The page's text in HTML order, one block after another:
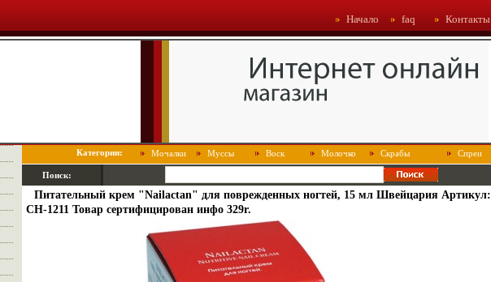
Начало faq Контакты
Категории: Мочалки Муссы Воск Молочко Скрабы Спреи
Поиск:
Питательный крем "Nailactan" для поврежденных ногтей, 15 мл Швейцария Артикул:
CH-1211 Товар сертифицирован инфо 329r.